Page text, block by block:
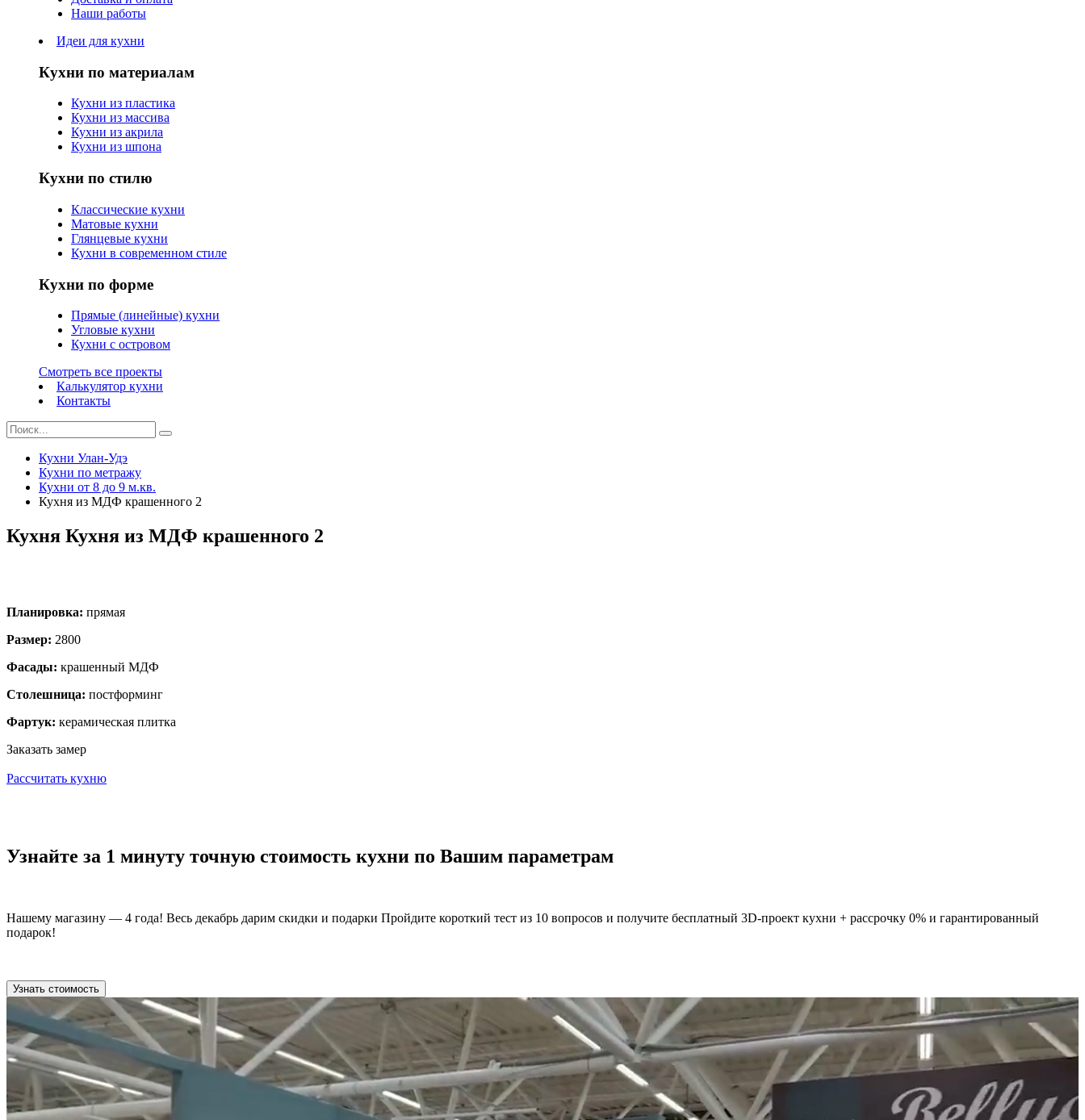
Наши работы
Идеи для кухни
Кухни по материалам
Кухни из пластика
Кухни из массива
Кухни из акрила
Кухни из шпона
Кухни по стилю
Классические кухни
Матовые кухни
Глянцевые кухни
Кухни в современном стиле
Кухни по форме
Прямые (линейные) кухни
Угловые кухни
Кухни с островом
Смотреть все проекты
Калькулятор кухни
Контакты
Кухни Улан-Удэ
Кухни по метражу
Кухни от 8 до 9 м.кв.
Кухня из МДФ крашенного 2
Кухня Кухня из МДФ крашенного 2
Планировка: прямая
Размер: 2800
Фасады: крашенный МДФ
Столешница: постформинг
Фартук: керамическая плитка
Заказать замер
Рассчитать кухню
Узнайте за 1 минуту точную стоимость кухни по Вашим параметрам
Нашему магазину — 4 года! Весь декабрь дарим скидки и подарки Пройдите короткий тест из 10 вопросов и получите бесплатный 3D-проект кухни + рассрочку 0% и гарантированный
подарок!
Узнать стоимость